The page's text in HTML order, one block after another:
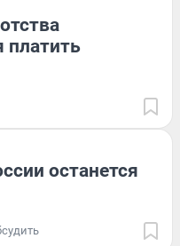
платить
останется